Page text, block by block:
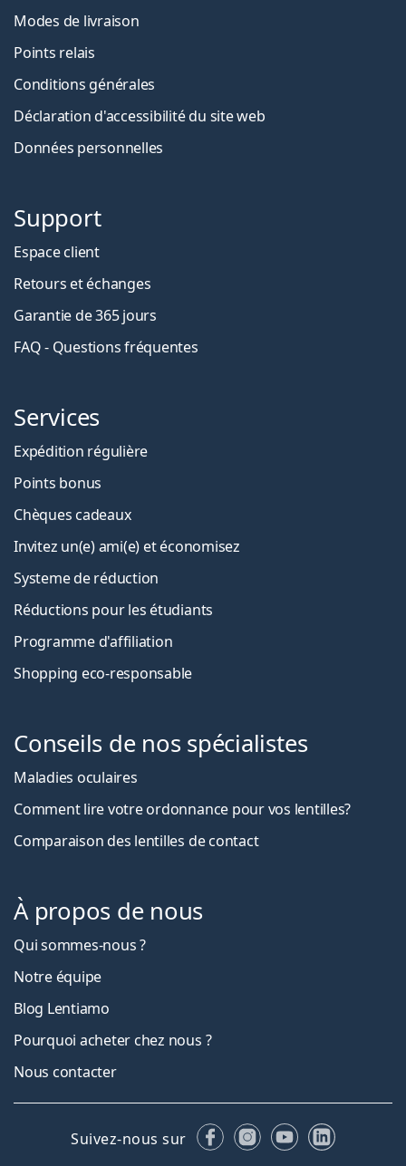
Modes de livraison
Points relais
Conditions générales
Déclaration d'accessibilité du site web
Données personnelles
Support
Espace client
Retours et échanges
Garantie de 365 jours
FAQ - Questions fréquentes
Services
Expédition régulière
Points bonus
Chèques cadeaux
Invitez un(e) ami(e) et économisez
Systeme de réduction
Réductions pour les étudiants
Programme d'affiliation
Shopping eco-responsable
Conseils de nos spécialistes
Maladies oculaires
Comment lire votre ordonnance pour vos lentilles?
Comparaison des lentilles de contact
À propos de nous
Qui sommes-nous ?
Notre équipe
Blog Lentiamo
Pourquoi acheter chez nous ?
Nous contacter
Suivez-nous sur FacebookInstagram
YouTubeLinkedIn